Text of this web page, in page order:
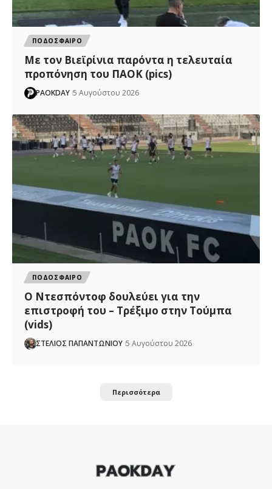
ΠΟΔΟΣΦΑΙΡΟ
Με τον Βιεϊρίνια παρόντα η τελευταία
προπόνηση του ΠΑΟΚ (pics)
PAOKDAY 5 Αυγούστου 2026
ΠΟΔΟΣΦΑΙΡΟ
Ο Ντεσπόντοφ δουλεύει για την
επιστροφή του – Τρέξιμο στην Τούμπα
(vids)
ΣΤΕΛΙΟΣ ΠΑΠΑΝΤΩΝΙΟΥ 5 Αυγούστου 2026
Περισσότερα